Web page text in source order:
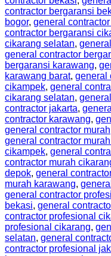
contractor bergaransi
bogor, general
contractor bergaransi
cikarang selatan,
general contractor
bergaransi karawang,
karawang barat, general
cikampek, general
cikarang selatan,
contractor jakarta,
contractor karawang,
general contractor murah
general contractor
cikampek, general
contractor murah
depok, general
murah karawang,
general contractor
bekasi, general
contractor profesional
profesional cikarang,
selatan, general
contractor profesional